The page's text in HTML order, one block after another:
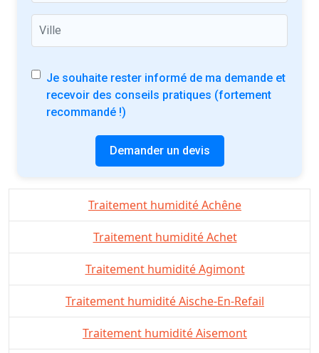
Je souhaite rester informé de ma demande et
recevoir des conseils pratiques (fortement
recommandé !)
Demander un devis
Traitement humidité Achêne
Traitement humidité Achet
Traitement humidité Agimont
Traitement humidité Aische-En-Refail
Traitement humidité Aisemont